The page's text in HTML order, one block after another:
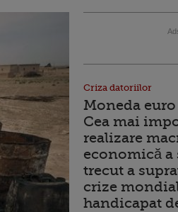
Criza datoriilor
Moneda
Cea mai
realizare
economică a
trecut a
crize
handicapat